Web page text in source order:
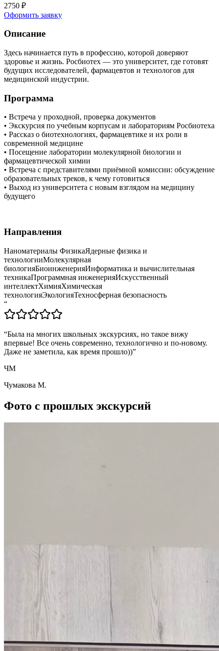
2750 ₽
Оформить заявку
Описание
Здесь начинается путь в профессию, которой доверяют
здоровье и жизнь. Росбиотех — это университет, где готовят
будущих исследователей, фармацевтов и технологов для
медицинской индустрии.
Программа
• Встреча у проходной, проверка документов
• Экскурсия по учебным корпусам и лабораториям Росбиотеха
• Рассказ о биотехнологиях, фармацевтике и их роли в
современной медицине
• Посещение лаборатории молекулярной биологии и
фармацевтической химии
• Встреча с представителями приёмной комиссии: обсуждение
образовательных треков, к чему готовиться
• Выход из университета с новым взглядом на медицину
будущего
Направления
Наноматериалы ФизикаЯдерные физика и
технологииМолекулярная
биологияБиоинженерияИнформатика и вычислительная
техникаПрограммная инженерияИскусственный
интеллектХимияХимическая
технологияЭкологияТехносферная безопасность
“
“Была на многих школьных экскурсиях, но такое вижу
впервые! Все очень современно, технологично и по-новому.
Даже не заметила, как время прошло))”
ЧМ
Чумакова М.
Фото с прошлых экскурсий